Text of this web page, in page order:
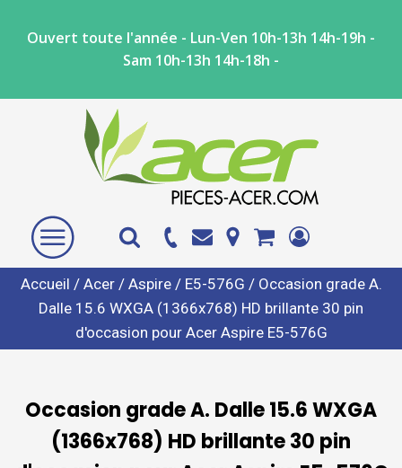
Ouvert toute l'année - Lun-Ven 10h-13h 14h-19h -
Sam 10h-13h 14h-18h -
Accueil / Acer/ Aspire/ E5-576G / Occasion grade A.
Dalle 15.6 WXGA (1366x768) HD brillante 30 pin
d'occasion pour Acer Aspire E5-576G
Occasion grade A. Dalle 15.6 WXGA
(1366x768) HD brillante 30 pin